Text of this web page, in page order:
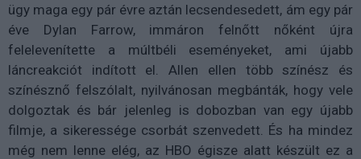
ügy maga egy pár évre aztán lecsendesedett, ám egy pár
éve Dylan Farrow, immáron felnőtt nőként újra
felelevenítette a múltbéli eseményeket, ami újabb
láncreakciót indított el. Allen ellen több színész és
színésznő felszólalt, nyilvánosan megbánták, hogy vele
dolgoztak és bár jelenleg is dobozban van egy újabb
filmje, a sikeressége csorbát szenvedett. És ha mindez
még nem lenne elég, az HBO égisze alatt készült ez a